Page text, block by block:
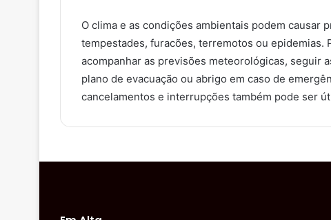
O clima e as condições ambientais podem causar
tempestades, furacões, terremotos ou epidemias.
acompanhar as previsões meteorológicas, seguir
plano de evacuação ou abrigo em caso de
cancelamentos e interrupções também pode ser